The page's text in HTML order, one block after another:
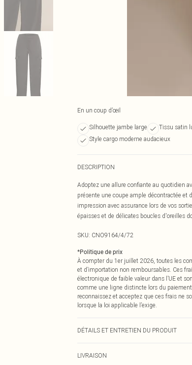
En un coup d’œil
Silhouette jambe large Tissu satin
Style cargo moderne audacieux
DESCRIPTION
Adoptez une allure confiante au quotidien
présente une coupe ample décontractée et
impression avec assurance lors de vos
épaisses et de délicates boucles d'oreilles
SKU: CNO9164/4/72
*Politique de prix
À compter du 1er juillet 2026, toutes les
et d’importation non remboursables. Ces
électronique de faible valeur dans l’UE et
comme une ligne distincte lors du
reconnaissez et acceptez que ces frais ne
lorsque la loi applicable l’exige.
DÉTAILS ET ENTRETIEN DU PRODUIT
LIVRAISON